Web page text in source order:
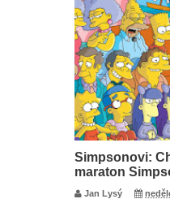
Simpsonovi:
maraton
Jan Lysý